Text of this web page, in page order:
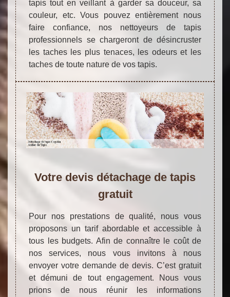
tapis tout en veillant à garder sa douceur, sa
couleur, etc. Vous pouvez entièrement nous
faire confiance, nos nettoyeurs de tapis
professionnels se chargeront de désincruster
les taches les plus tenaces, les odeurs et les
taches de toute nature de vos tapis.
Votre devis détachage de tapis
gratuit
Pour nos prestations de qualité, nous vous
proposons un tarif abordable et accessible à
tous les budgets. Afin de connaître le coût de
nos services, nous vous invitons à nous
envoyer votre demande de devis. C’est gratuit
et démuni de tout engagement. Nous vous
prions de nous réunir les informations